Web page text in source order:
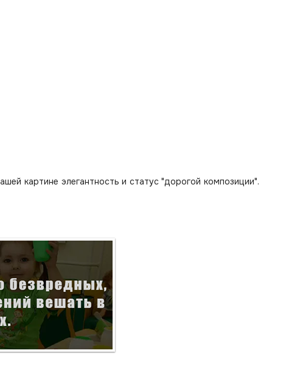
картине элегантность и статус "дорогой композиции".